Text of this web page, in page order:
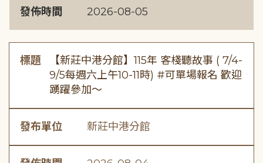
發佈時間 2026-08-05
標題
【新莊中港分館】115年 客棧聽故事 ( 7/4-
9/5每週六上午10-11時) #可單場報名 歡迎
踴躍參加～
發布單位 新莊中港分館